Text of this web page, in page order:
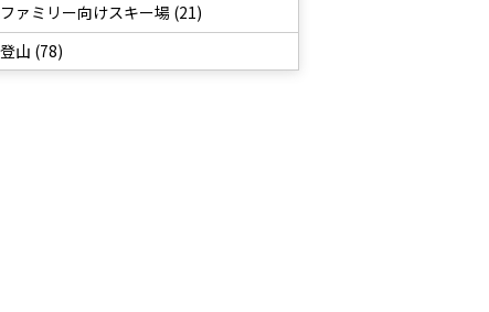
ファミリー向けスキー場 (21)
登山 (78)